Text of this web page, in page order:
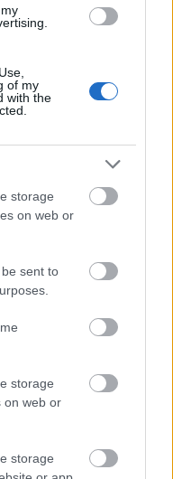
of my
with the
storage
on web or
sent to
storage
on web or
storage
το δείχνει
τον Δήμο Πατρέων